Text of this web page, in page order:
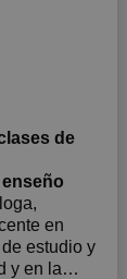
en
estudio y
y en la